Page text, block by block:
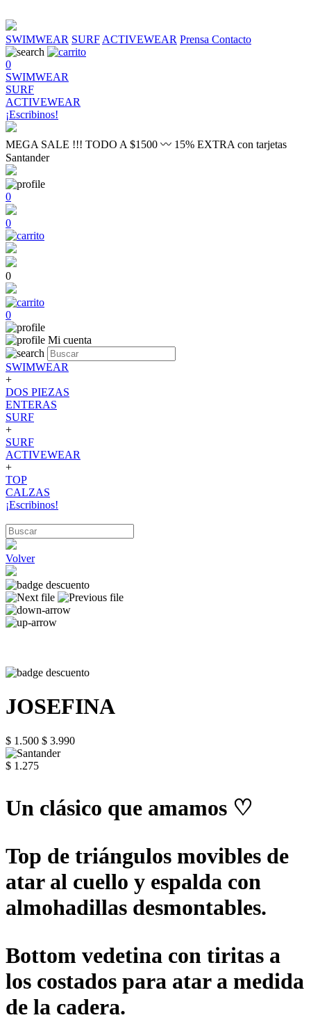
SWIMWEAR SURF ACTIVEWEAR Prensa Contacto
0
SWIMWEAR
SURF
ACTIVEWEAR
¡Escribinos!
MEGA SALE !!! TODO A $1500 〰 15% EXTRA con tarjetas
Santander
0
0
0
0
Mi cuenta
SWIMWEAR
+
DOS PIEZAS
ENTERAS
SURF
+
SURF
ACTIVEWEAR
+
TOP
CALZAS
¡Escribinos!
Volver
JOSEFINA
$ 1.500 $ 3.990
$ 1.275
Un clásico que amamos ♡
Top de triángulos movibles de
atar al cuello y espalda con
almohadillas desmontables.
Bottom vedetina con tiritas a
los costados para atar a medida
de la cadera.